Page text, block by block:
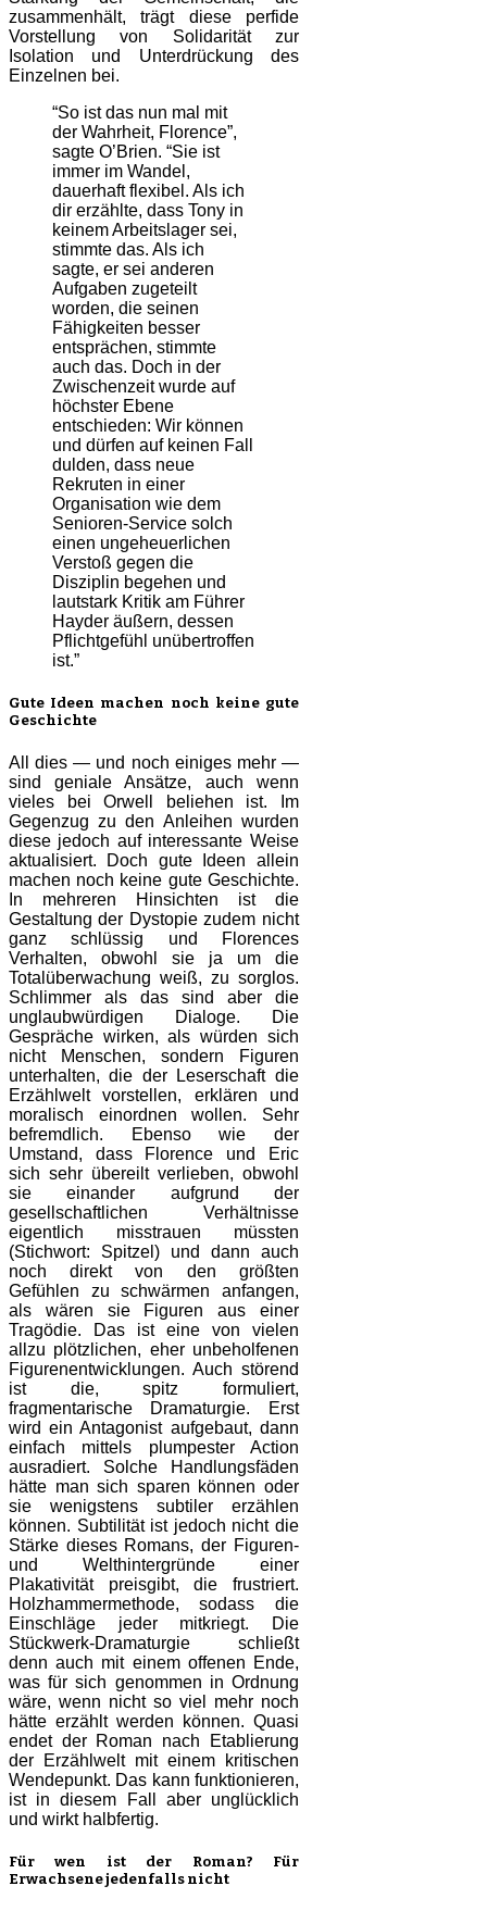
zusammenhält, trägt diese perfide
Vorstellung von Solidarität zur
Isolation und Unterdrückung des
Einzelnen bei.
“So ist das nun mal mit
der Wahrheit, Florence”,
sagte O’Brien. “Sie ist
immer im Wandel,
dauerhaft flexibel. Als ich
dir erzählte, dass Tony in
keinem Arbeitslager sei,
stimmte das. Als ich
sagte, er sei anderen
Aufgaben zugeteilt
worden, die seinen
Fähigkeiten besser
entsprächen, stimmte
auch das. Doch in der
Zwischenzeit wurde auf
höchster Ebene
entschieden: Wir können
und dürfen auf keinen Fall
dulden, dass neue
Rekruten in einer
Organisation wie dem
Senioren-Service solch
einen ungeheuerlichen
Verstoß gegen die
Disziplin begehen und
lautstark Kritik am Führer
Hayder äußern, dessen
Pflichtgefühl unübertroffen
ist.”
Gute Ideen machen noch keine gute
Geschichte
All dies — und noch einiges mehr —
sind geniale Ansätze, auch wenn
vieles bei Orwell beliehen ist. Im
Gegenzug zu den Anleihen wurden
diese jedoch auf interessante Weise
aktualisiert. Doch gute Ideen allein
machen noch keine gute Geschichte.
In mehreren Hinsichten ist die
Gestaltung der Dystopie zudem nicht
ganz schlüssig und Florences
Verhalten, obwohl sie ja um die
Totalüberwachung weiß, zu sorglos.
Schlimmer als das sind aber die
unglaubwürdigen Dialoge. Die
Gespräche wirken, als würden sich
nicht Menschen, sondern Figuren
unterhalten, die der Leserschaft die
Erzählwelt vorstellen, erklären und
moralisch einordnen wollen. Sehr
befremdlich. Ebenso wie der
Umstand, dass Florence und Eric
sich sehr übereilt verlieben, obwohl
sie einander aufgrund der
gesellschaftlichen Verhältnisse
eigentlich misstrauen müssten
(Stichwort: Spitzel) und dann auch
noch direkt von den größten
Gefühlen zu schwärmen anfangen,
als wären sie Figuren aus einer
Tragödie. Das ist eine von vielen
allzu plötzlichen, eher unbeholfenen
Figurenentwicklungen. Auch störend
ist die, spitz formuliert,
fragmentarische Dramaturgie. Erst
wird ein Antagonist aufgebaut, dann
einfach mittels plumpester Action
ausradiert. Solche Handlungsfäden
hätte man sich sparen können oder
sie wenigstens subtiler erzählen
können. Subtilität ist jedoch nicht die
Stärke dieses Romans, der Figuren-
und Welthintergründe einer
Plakativität preisgibt, die frustriert.
Holzhammermethode, sodass die
Einschläge jeder mitkriegt. Die
Stückwerk-Dramaturgie schließt
denn auch mit einem offenen Ende,
was für sich genommen in Ordnung
wäre, wenn nicht so viel mehr noch
hätte erzählt werden können. Quasi
endet der Roman nach Etablierung
der Erzählwelt mit einem kritischen
Wendepunkt. Das kann funktionieren,
ist in diesem Fall aber unglücklich
und wirkt halbfertig.
Für wen ist der Roman? Für
Erwachsene jedenfalls nicht